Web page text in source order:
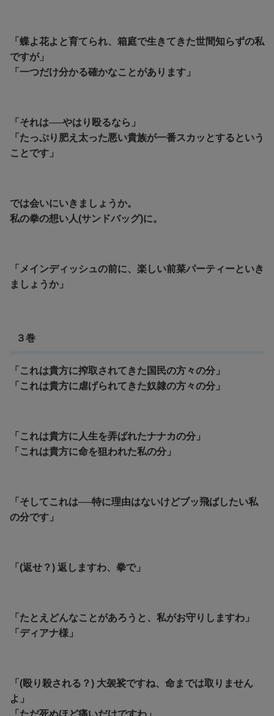
「蝶よ花よと育てられ、箱庭で生きてきた世間知らずの私
ですが」
「一つだけ分かる確かなことがあります」
「それは──やはり殴るなら」
「たっぷり肥え太った悪い貴族が一番スカッとするという
ことです」
では会いにいきましょうか。
私の拳の想い人(サンドバッグ)に。
「メインディッシュの前に、楽しい前菜パーティーといき
ましょうか」
３巻
「これは貴方に搾取されてきた国民の方々の分」
「これは貴方に虐げられてきた奴隷の方々の分」
「これは貴方に人生を弄ばれたナナカの分」
「これは貴方に命を狙われた私の分」
「そしてこれは──特に理由はないけどブッ飛ばしたい私
の分です」
「(返せ？) 返しますわ、拳で」
「たとえどんなことがあろうと、私がお守りしますわ」
「ディアナ様」
「(殴り殺される？) 大袈裟ですね、命までは取りません
よ」